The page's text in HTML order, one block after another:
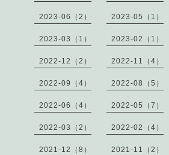
2023-06（2） 2023-05（1）
2023-03（1） 2023-02（1）
2022-12（2） 2022-11（4）
2022-09（4） 2022-08（5）
2022-06（4） 2022-05（7）
2022-03（2） 2022-02（4）
2021-12（8） 2021-11（2）